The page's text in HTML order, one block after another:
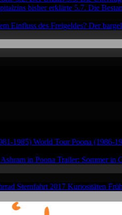
bisher erklärte 5.7. Die
Einfluss des Freigeldes? Der
1985) World TourPoona (1986-
Ashram in Poona Trailer: Sommer in
Sternfahrt 2017 Kuriositäten